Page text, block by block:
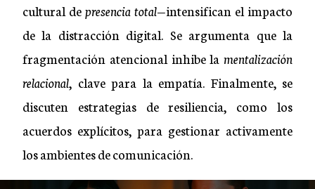
cultural depresencia total—intensifican el impacto
de la distracción digital. Se argumenta que la
fragmentación atencional inhibe la mentalización
relacional, clave para la empatía. Finalmente, se
discuten estrategias de resiliencia, como los
acuerdos explícitos, para gestionar activamente
los ambientes de comunicación.